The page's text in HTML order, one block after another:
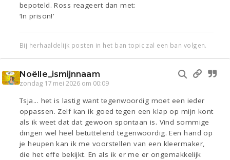
bepoteld. Ross reageert dan met:
‘In prison!’
Bij herhaaldelijk posten in het ban topic zal een ban volgen.
Noëlle_ismijnnaam
zondag 17 mei 2026 om 00:09
Tsja... het is lastig want tegenwoordig moet een ieder
oppassen. Zelf kan ik goed tegen een klap op mijn kont
als ik weet dat dat gewoon spontaan is. Vind sommige
dingen wel heel betuttelend tegenwoordig. Een hand op
je heupen kan ik me voorstellen van een kleermaker,
die het effe bekijkt. En als ik er me er ongemakkelijk